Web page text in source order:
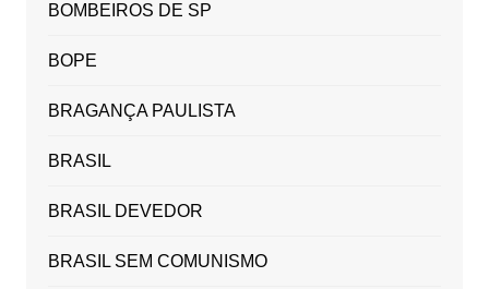
BOMBEIROS DE SP
BOPE
BRAGANÇA PAULISTA
BRASIL
BRASIL DEVEDOR
BRASIL SEM COMUNISMO